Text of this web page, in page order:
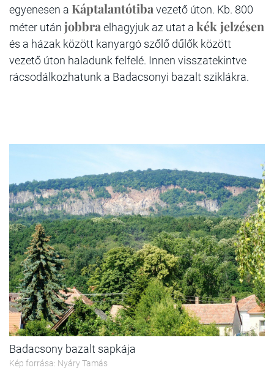
egyenesen a Káptalantótibavezető úton. Kb. 800
méter után jobbraelhagyjuk az utat a kék jelzésen
és a házak között kanyargó szőlő dűlők között
vezető úton haladunk felfelé. Innen visszatekintve
rácsodálkozhatunk a Badacsonyi bazalt sziklákra.
Badacsony bazalt sapkája
Kép forrása: Nyáry Tamás